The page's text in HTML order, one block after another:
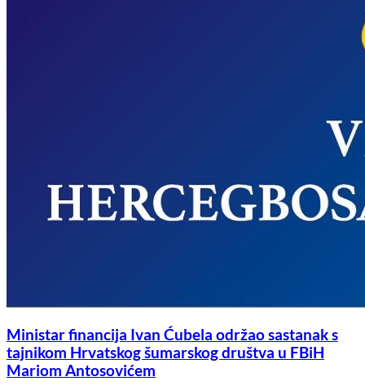
Ministar financija Ivan Ćubela održao sastanak s
tajnikom Hrvatskog šumarskog društva u FBiH
Mariom Antosovićem